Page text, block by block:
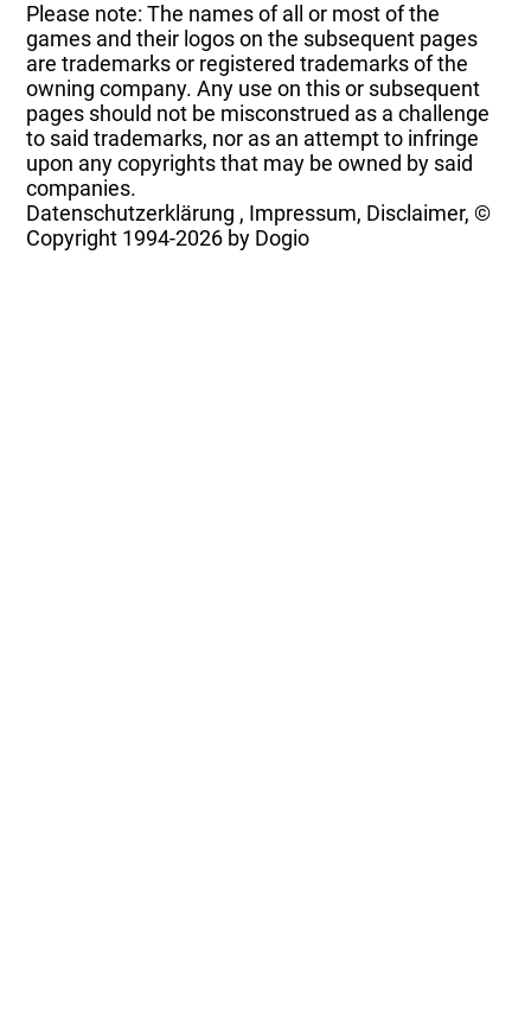
Please note: The names of all or most of the
games and their logos on the subsequent pages
are trademarks or registered trademarks of the
owning company. Any use on this or subsequent
pages should not be misconstrued as a challenge
to said trademarks, nor as an attempt to infringe
upon any copyrights that may be owned by said
companies.
Datenschutzerklärung , Impressum, Disclaimer, ©
Copyright 1994-2026 by Dogio